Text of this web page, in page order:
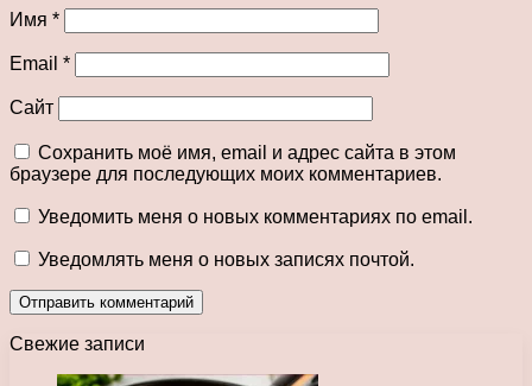
Имя *
Email *
Сайт
Сохранить моё имя, email и адрес сайта в этом
браузере для последующих моих комментариев.
Уведомить меня о новых комментариях по email.
Уведомлять меня о новых записях почтой.
Свежие записи